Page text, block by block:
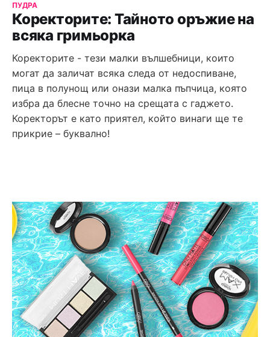
Коректорите: Тайното оръжие на
всяка гримьорка
ПУДРА
Коректорите - тези малки вълшебници, които
могат да заличат всяка следа от недоспиване,
пица в полунощ или онази малка пъпчица, която
избра да блесне точно на срещата с гаджето.
Коректорът е като приятел, който винаги ще те
прикрие – буквално!